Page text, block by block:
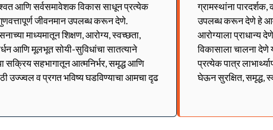
आणि सर्वसमावेशक विकास साधून प्रत्येक
जीवनमान उपलब्ध करून देणे.
माध्यमातून शिक्षण, आरोग्य, स्वच्छता,
आणि मूलभूत सोयी-सुविधांचा सातत्याने
सहभागातून आत्मनिर्भर, समृद्ध आणि
उज्ज्वल व प्रगत भविष्य घडविण्याचा आमचा दृढ
ग्रामस्थांना पारदर्शक,
उपलब्ध करून देणे हे
आरोग्याला प्राधान्य
विकासाला चालना देणे
प्रत्येक पात्र
घेऊन सुरक्षित, समृद्ध,